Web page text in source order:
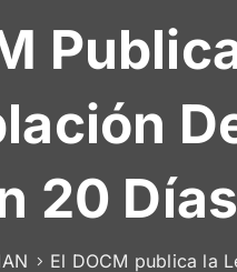
20 Días
El DOCM publica la